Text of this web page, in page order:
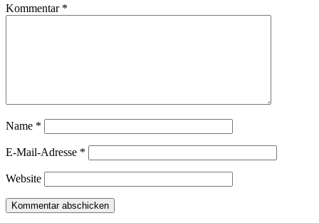
Kommentar *
Name *
E-Mail-Adresse *
Website